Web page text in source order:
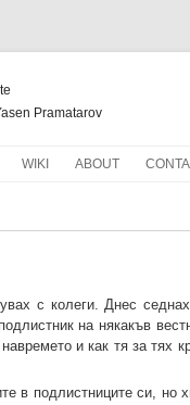
Pramatarov
WIKI ABOUT
с колеги. Днес
на някакъв
и как тя за тях
в подлистниците си,